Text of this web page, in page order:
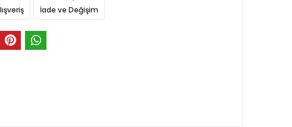
İade ve Değişim